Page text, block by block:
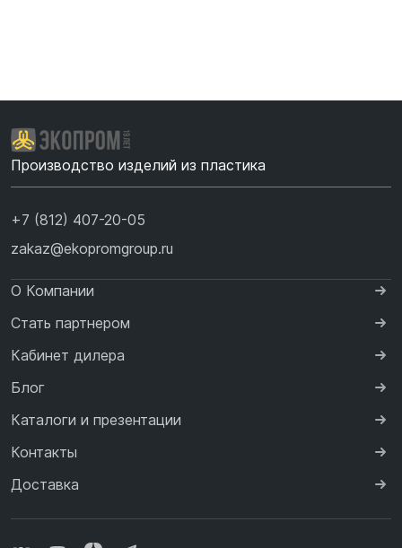
Производство изделий из пластика
+7 (812) 407-20-05
zakaz@ekopromgroup.ru
О Компании
Стать партнером
Кабинет дилера
Блог
Каталоги и презентации
Контакты
Доставка